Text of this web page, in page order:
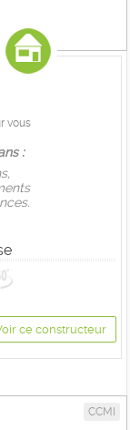
vous
:
ce constructeur
CCMI